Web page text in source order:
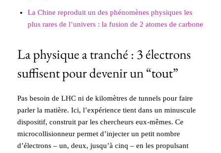
La Chine reproduit un des phénomènes physiques les
plus rares de l’univers : la fusion de 2 atomes de carbone
La physique a tranché : 3 électrons
suffisent pour devenir un “tout”
Pas besoin de LHC ni de kilomètres de tunnels pour faire
parler la matière. Ici, l’expérience tient dans un minuscule
dispositif, construit par les chercheurs eux-mêmes. Ce
microcollisionneur permet d’injecter un petit nombre
d’électrons – un, deux, jusqu’à cinq – en les propulsant